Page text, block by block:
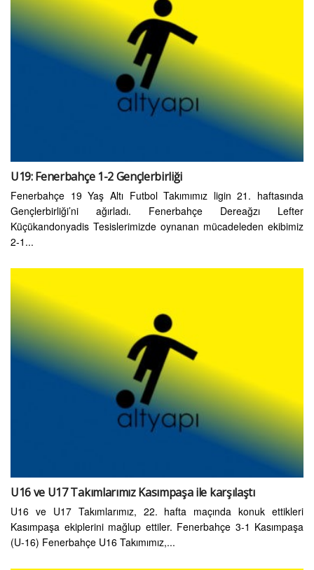
U19: Fenerbahçe 1-2 Gençlerbirliği
Fenerbahçe 19 Yaş Altı Futbol Takımımız ligin 21. haftasında
Gençlerbirliği’ni ağırladı. Fenerbahçe Dereağzı Lefter
Küçükandonyadis Tesislerimizde oynanan mücadeleden ekibimiz
2-1...
U16 ve U17 Takımlarımız Kasımpaşa ile karşılaştı
U16 ve U17 Takımlarımız, 22. hafta maçında konuk ettikleri
Kasımpaşa ekiplerini mağlup ettiler. Fenerbahçe 3-1 Kasımpaşa
(U-16) Fenerbahçe U16 Takımımız,...